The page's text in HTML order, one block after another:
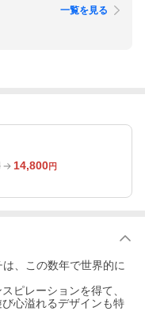
一覧を見る
14,800円
、この数年で世界的に
ピレーションを得て、
心溢れるデザインも特